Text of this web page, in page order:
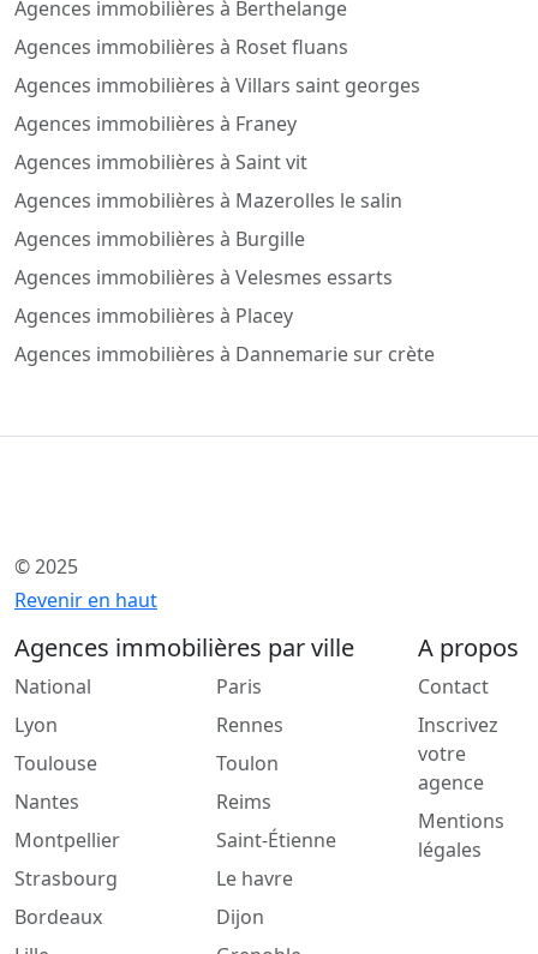
Agences immobilières à Berthelange
Agences immobilières à Roset fluans
Agences immobilières à Villars saint georges
Agences immobilières à Franey
Agences immobilières à Saint vit
Agences immobilières à Mazerolles le salin
Agences immobilières à Burgille
Agences immobilières à Velesmes essarts
Agences immobilières à Placey
Agences immobilières à Dannemarie sur crète
© 2025
Revenir en haut
Agences immobilières par ville
National
Lyon
Toulouse
Nantes
Montpellier
Strasbourg
Bordeaux
Paris
Rennes
Toulon
Reims
Saint-Étienne
Le havre
Dijon
A propos
Contact
Inscrivez
votre
agence
Mentions
légales